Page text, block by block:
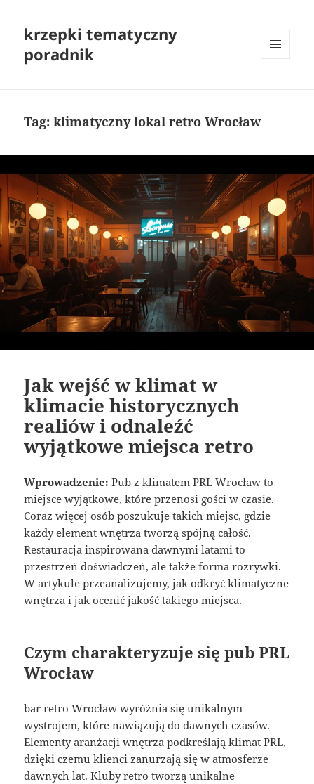
krzepki tematyczny
poradnik
Tag:klimatyczny lokal retro Wrocław
Jak wejść w klimat w
klimacie historycznych
realiów i odnaleźć
wyjątkowe miejsca retro
Wprowadzenie: Pub z klimatem PRL Wrocław to
miejsce wyjątkowe, które przenosi gości w czasie.
Coraz więcej osób poszukuje takich miejsc, gdzie
każdy element wnętrza tworzą spójną całość.
Restauracja inspirowana dawnymi latami to
przestrzeń doświadczeń, ale także forma rozrywki.
W artykule przeanalizujemy, jak odkryć klimatyczne
wnętrza i jak ocenić jakość takiego miejsca.
Czym charakteryzuje się pub PRL
Wrocław
bar retro Wrocław wyróżnia się unikalnym
wystrojem, które nawiązują do dawnych czasów.
Elementy aranżacji wnętrza podkreślają klimat PRL,
dzięki czemu klienci zanurzają się w atmosferze
dawnych lat. Kluby retro tworzą unikalne